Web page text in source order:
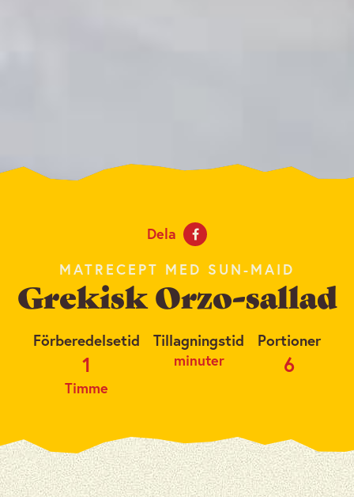
Dela
MATRECEPT MED SUN-MAID
Grekisk Orzo-sallad
Förberedelsetid
1
Timme
Tillagningstid
minuter
Portioner
6